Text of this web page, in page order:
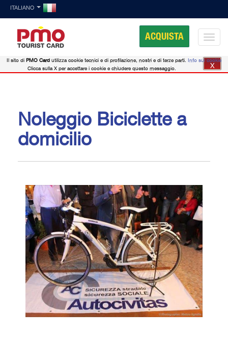
ITALIANO
ACQUISTA
Noleggio Biciclette a
domicilio
Il sito di PMO Card utilizza cookie tecnici e di profilazione, nostri e di terze parti. Info sui cookie
Clicca sulla X per accettare i cookie e chiudere questo messaggio.
X